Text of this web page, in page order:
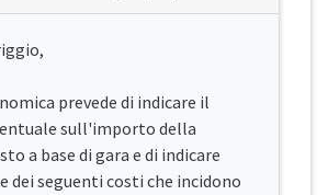
prevede di indicare il
sull'importo della
a base di gara e di indicare
dei seguenti costi che incidono